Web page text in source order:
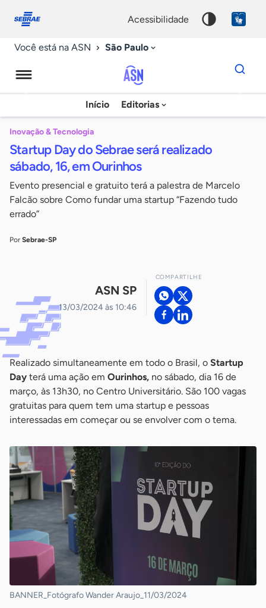
conosco
acessibilidade
Você está na ASN São Paulo
Agência
Sebrae
Notícias
Início Editorias
Dados
para
chave
Inovação & Tecnologia
Startup Day do Sebrae será realizado
sábado, 16, em Ourinhos
Evento presencial e gratuito terá a palestra de Marcelo
Falcão sobre Como fundar uma startup “Fazendo tudo
errado”
Por Sebrae-SP
ASN SP
13/03/2024 às 10:46
COMPARTILHE
Realizado simultaneamente em todo o Brasil, o Startup
Day terá uma ação em Ourinhos, no sábado, dia 16 de
março, às 13h30, no Centro Universitário. São 100 vagas
gratuitas para quem tem uma startup e pessoas
interessadas em começar ou se envolver com o tema.
BANNER_Fotógrafo Wander Araujo_11/03/2024